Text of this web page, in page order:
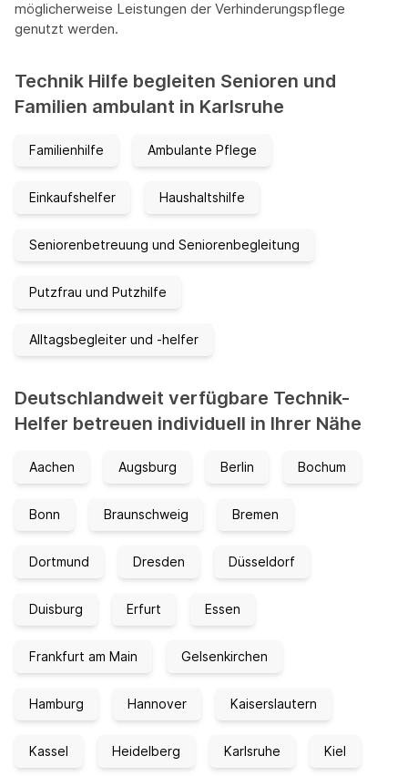
möglicherweise Leistungen der Verhinderungspflege
genutzt werden.
Technik Hilfe begleiten Senioren und
Familien ambulant in Karlsruhe
Familienhilfe Ambulante Pflege
Einkaufshelfer Haushaltshilfe
Seniorenbetreuung und Seniorenbegleitung
Putzfrau und Putzhilfe
Alltagsbegleiter und -helfer
Deutschlandweit verfügbare Technik-
Helfer betreuen individuell in Ihrer Nähe
Aachen Augsburg Berlin Bochum
Bonn Braunschweig Bremen
Dortmund Dresden Düsseldorf
Duisburg Erfurt Essen
Frankfurt am Main Gelsenkirchen
Hamburg Hannover Kaiserslautern
Kassel Heidelberg Karlsruhe Kiel